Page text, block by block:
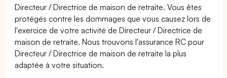
Directeur / Directrice de maison de retraite. Vous êtes
protégés contre les dommages que vous causez lors de
l'exercice de votre activité de Directeur / Directrice de
maison de retraite. Nous trouvons l'assurance RC pour
Directeur / Directrice de maison de retraite la plus
adaptée à votre situation.